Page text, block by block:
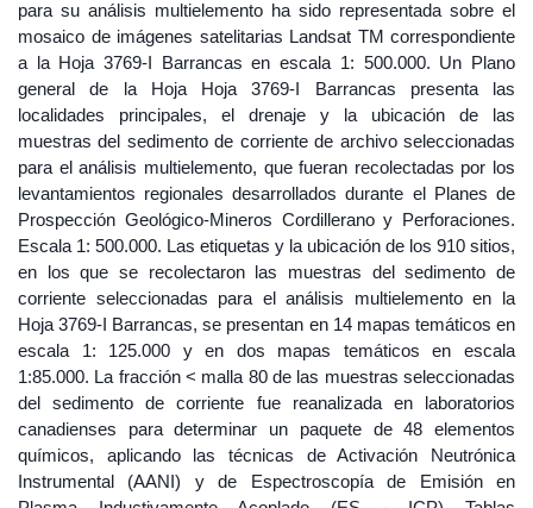
para su análisis multielemento ha sido representada sobre el
mosaico de imágenes satelitarias Landsat TM correspondiente
a la Hoja 3769-I Barrancas en escala 1: 500.000. Un Plano
general de la Hoja Hoja 3769-I Barrancas presenta las
localidades principales, el drenaje y la ubicación de las
muestras del sedimento de corriente de archivo seleccionadas
para el análisis multielemento, que fueran recolectadas por los
levantamientos regionales desarrollados durante el Planes de
Prospección Geológico-Mineros Cordillerano y Perforaciones.
Escala 1: 500.000. Las etiquetas y la ubicación de los 910 sitios,
en los que se recolectaron las muestras del sedimento de
corriente seleccionadas para el análisis multielemento en la
Hoja 3769-I Barrancas, se presentan en 14 mapas temáticos en
escala 1: 125.000 y en dos mapas temáticos en escala
1:85.000. La fracción < malla 80 de las muestras seleccionadas
del sedimento de corriente fue reanalizada en laboratorios
canadienses para determinar un paquete de 48 elementos
químicos, aplicando las técnicas de Activación Neutrónica
Instrumental (AANI) y de Espectroscopía de Emisión en